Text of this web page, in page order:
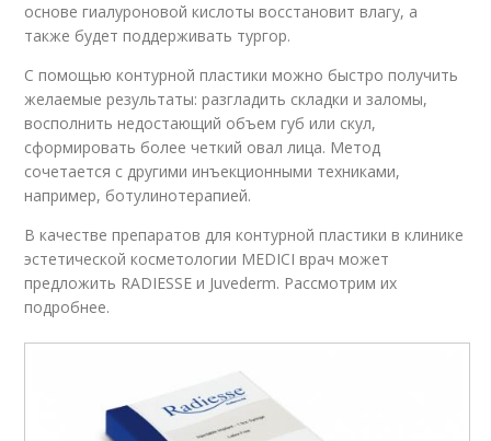
основе гиалуроновой кислоты восстановит влагу, а
также будет поддерживать тургор.
С помощью контурной пластики можно быстро получить
желаемые результаты: разгладить складки и заломы,
восполнить недостающий объем губ или скул,
сформировать более четкий овал лица. Метод
сочетается с другими инъекционными техниками,
например, ботулинотерапией.
В качестве препаратов для контурной пластики в клинике
эстетической косметологии MEDICI врач может
предложить RADIESSE и Juvederm. Рассмотрим их
подробнее.